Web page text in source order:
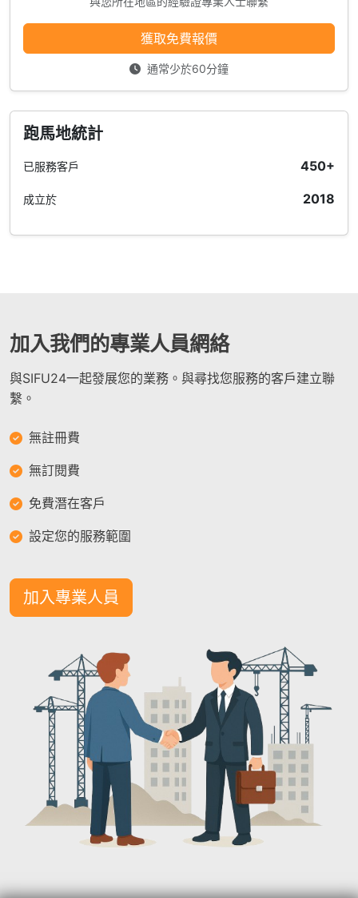
獲取免費報價
通常少於60分鐘
跑馬地統計
已服務客戶 450+
成立於 2018
加入我們的專業人員網絡
與SIFU24一起發展您的業務。與尋找您服務的客戶建立聯
繫。
無註冊費
無訂閱費
免費潛在客戶
設定您的服務範圍
加入專業人員